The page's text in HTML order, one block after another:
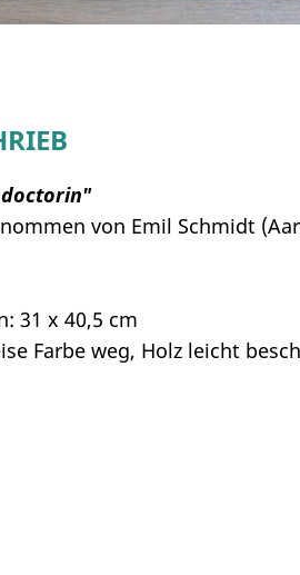
von Emil Schmidt
31 x 40,5 cm
Farbe weg, Holz leicht